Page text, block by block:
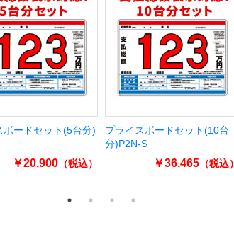
ーサイズ シンプル
20枚
￥5,720 （税込）
バイク用シンプル車検証入
20枚入
￥4,246 （税込）